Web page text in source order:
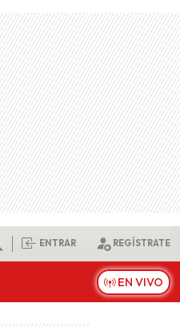
ENTRAR REGÍSTRATE
EN VIVO